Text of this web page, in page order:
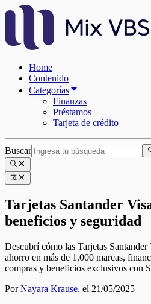
Home
Contenido
Categorías
Finanzas
Préstamos
Tarjeta de crédito
Buscar
Tarjetas Santander
beneficios y seguridad
Descubrí cómo las Tarjetas
ahorro en más de 1.000 marcas,
compras y beneficios exclusivos con
PorNayara Krause, el 21/05/2025